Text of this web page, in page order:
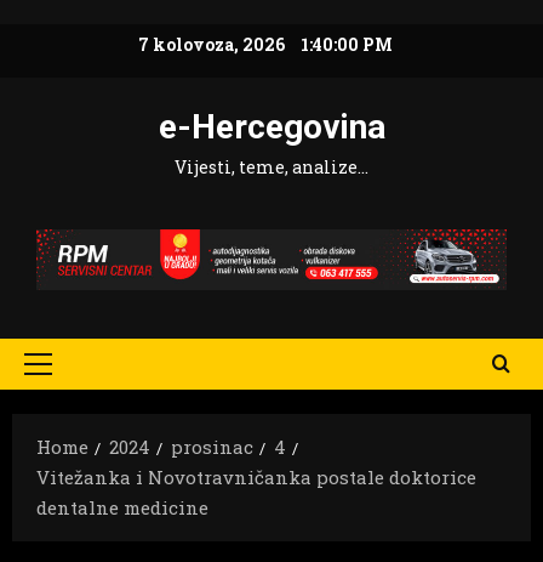
7 kolovoza, 2026 1:40:01 PM
e-Hercegovina
Vijesti, teme, analize…
Primary
Home
2024 prosinac
4
Vitežanka i Novotravničanka postale doktorice
dentalne medicine